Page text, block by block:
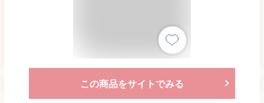
この商品をサイトでみる